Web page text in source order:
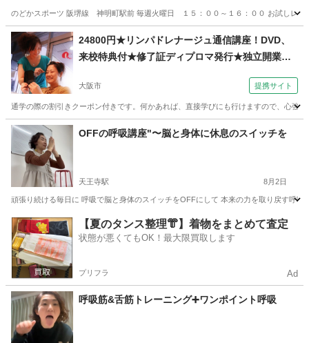
のどかスポーツ 阪堺線 神明町駅前 毎週火曜日 １５：００～１６：００ お試しレ
大阪 堺市 神明町駅 その他 レッスン
24800円★リンパドレナージュ通信講座！DVD、
来校特典付★修了証ディプロマ発行★独立開業、
校）
大阪市 提携サイト
通学の際の割引きクーポン付きです。何かあれば、直接学びにも行けますので、心強
大阪 大阪市 マッサージ
OFFの呼吸講座"〜脳と身体に休息のスイッチを
天王寺駅 8月2日
頑張り続ける毎日に 呼吸で脳と身体のスイッチをOFFにして 本来の力を取り戻す呼
大阪 大阪市 天王寺駅 快眠 状態
【夏のタンス整理👘】着物をまとめて査定
状態が悪くてもOK！最大限買取します
プリフラ Ad
呼吸筋&舌筋トレーニング➕ワンポイント呼吸